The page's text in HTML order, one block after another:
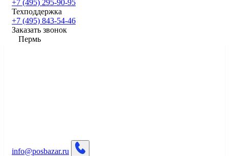
+7 (495) 295-90-95
Техподдержка
+7 (495) 843-54-46
Заказать звонок
Пермь
info@posbazar.ru